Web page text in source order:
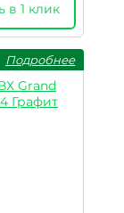
в 1 клик
Подробнее
Grand
Графит